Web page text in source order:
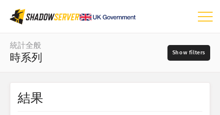
ダッシュボード
統計全般
世界マップ
地域マップ
統計全般
時系列
日付の範囲
結果